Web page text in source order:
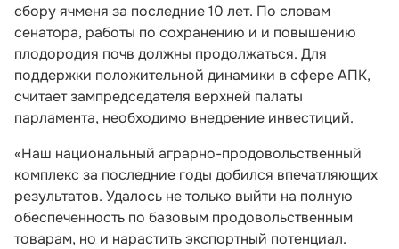
сбору ячменя за последние 10 лет. По словам
сенатора, работы по сохранению и и повышению
плодородия почв должны продолжаться. Для
поддержки положительной динамики в сфере АПК,
считает зампредседателя верхней палаты
парламента, необходимо внедрение инвестиций.
«Наш национальный аграрно-продовольственный
комплекс за последние годы добился впечатляющих
результатов. Удалось не только выйти на полную
обеспеченность по базовым продовольственным
товарам, но и нарастить экспортный потенциал.